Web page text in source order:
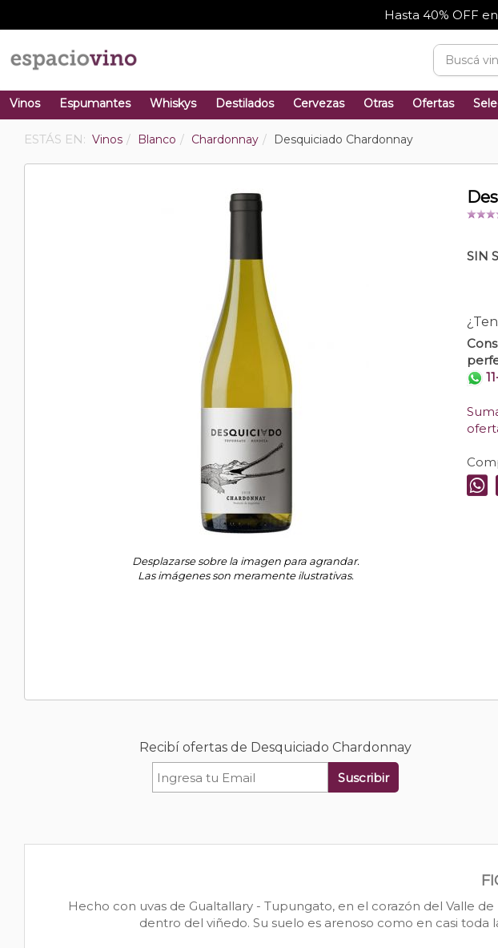
Hasta 40% OFF
Vinos Espumantes Whiskys Destilados Cervezas Otras Ofertas
ESTÁS EN: Vinos Blanco Chardonnay Desquiciado Chardonnay
Desplazarse sobre la imagen para agrandar.
Las imágenes son meramente ilustrativas.
SIN
Recibí ofertas de Desquiciado Chardonnay
Suscribir
Hecho con uvas de Gualtallary - Tupungato, en el corazón del Valle
dentro del viñedo. Su suelo es arenoso como en casi